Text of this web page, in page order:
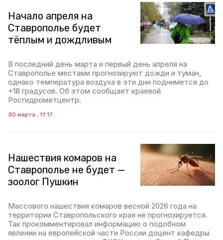
Начало апреля на
Ставрополье будет
тёплым и дождливым
В последний день марта и первый день апреля на
Ставрополье местами прогнозируют дожди и туман,
однако температура воздуха в эти дни поднимется до
+18 градусов. Об этом сообщает краевой
Росгидрометцентр.
30 марта , 17:17
Нашествия комаров на
Ставрополье не будет —
зоолог Пушкин
Массового нашествия комаров весной 2026 года на
территории Ставропольского края не прогнозируется.
Так прокомментировал информацию о подобном
явлении на европейской части России доцент кафедры